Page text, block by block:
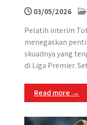
03/05/2026
Pelatih interim
menegaskan
skuadnya yang
di Liga Premier.
Read more →